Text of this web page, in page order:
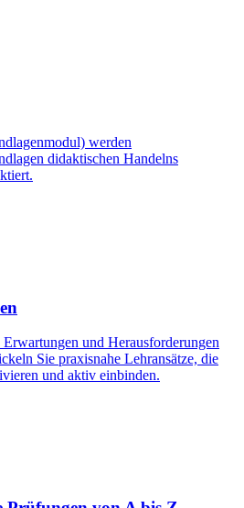
werden
didaktischen Handelns
und Herausforderungen
Sie praxisnahe Lehransätze, die
und aktiv einbinden.